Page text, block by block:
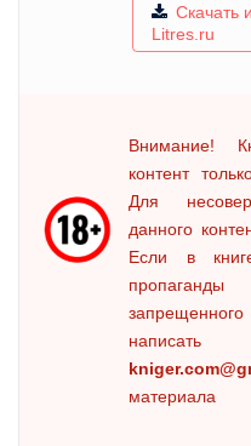
Скачать
Litres.ru
Внимание!
контент
Для
данного
Если в
материала